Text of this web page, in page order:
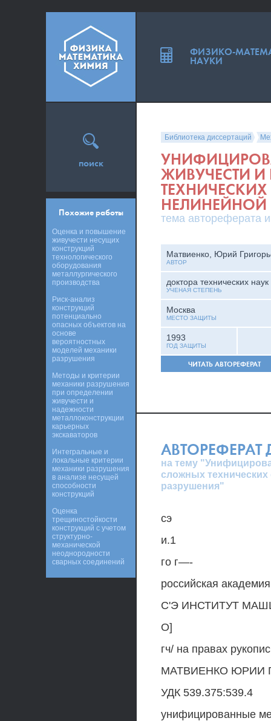
Библиотека диссертаций
ЖИВУЧЕСТИ
НЕЛИНЕЙНОЙ
тема автореферата
Матвиенко, Юрий
АВТОР
доктора технических наук
УЧЕНАЯ СТЕПЕНЬ
Москва
МЕСТО ЗАЩИТЫ
1993
ГОД ЗАЩИТЫ
ЧИТАТЬ АВТОРЕФЕРАТ
АВТОРЕФЕРАТ
на тему
сложных
разрушения"
сэ
и.1
го г—-
российская
С'Э ИНСТИТУТ
О]
гч/ на правах
МАТВИЕНКО ЮРИИ
УДК 539.375:539.4
унифицированные
поиск
Похожие работы
Оценка и повышение
живучести несущих
конструкций
технологического
оборудования
металлургического
производства
Риск-анализ
конструкций
потенциально
опасных объектов на
основе
вероятностных
моделей механики
разрушения
Методы и критерии
механики разрушения
при определении
живучести и
надежности
металлоконструкции
карьерных
экскаваторов
Интегральные и
локальные критерии
механики разрушения
в анализе несущей
способности
конструкций
Оценка
трещиностойкости
конструкций с учетом
структурно-
механической
неоднородности
сварных соединений
ФИЗИКО-
НАУКИ